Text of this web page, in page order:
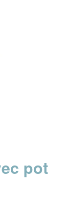
pot